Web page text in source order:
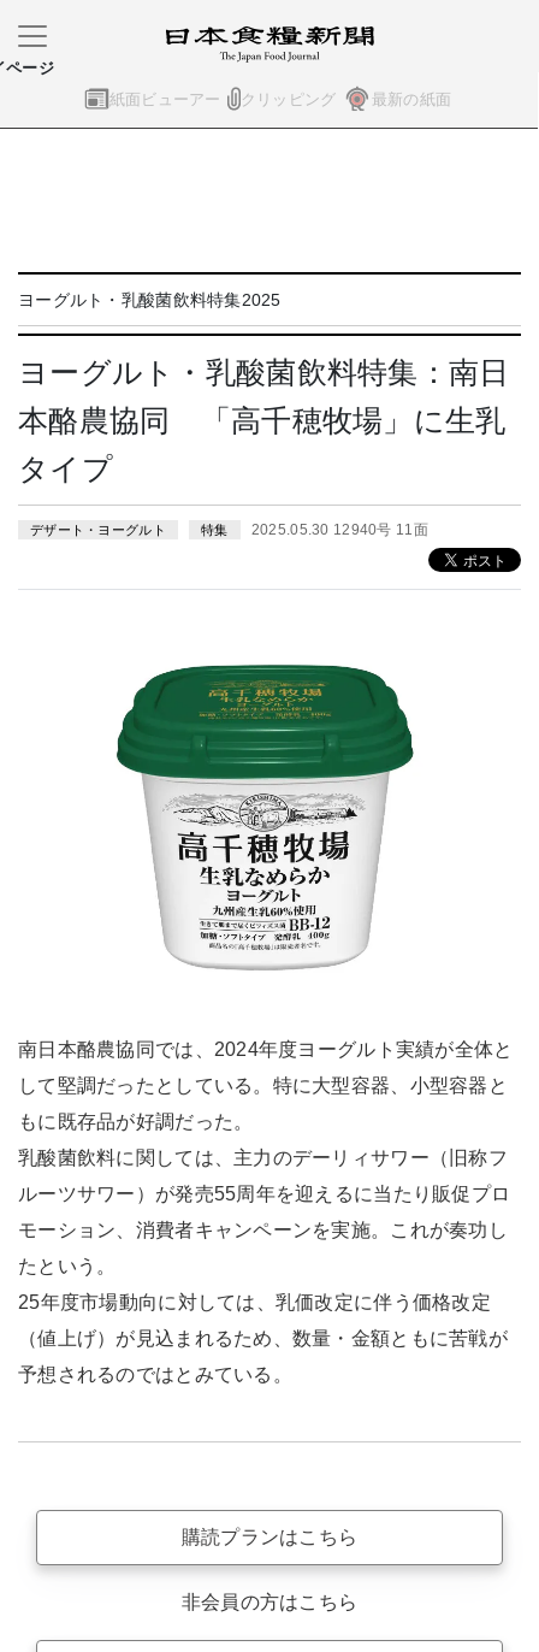
紙面ビューアー クリッピング 最新の紙面
ページ
ヨーグルト・乳酸菌飲料特集2025
ヨーグルト・乳酸菌飲料特集：南日
本酪農協同 「高千穂牧場」に生乳
タイプ
デザート・ヨーグルト 特集 2025.05.30 12940号 11面
南日本酪農協同では、2024年度ヨーグルト実績が全体と
して堅調だったとしている。特に大型容器、小型容器と
もに既存品が好調だった。
乳酸菌飲料に関しては、主力のデーリィサワー（旧称フ
ルーツサワー）が発売55周年を迎えるに当たり販促プロ
モーション、消費者キャンペーンを実施。これが奏功し
たという。
25年度市場動向に対しては、乳価改定に伴う価格改定
（値上げ）が見込まれるため、数量・金額ともに苦戦が
予想されるのではとみている。
購読プランはこちら
非会員の方はこちら